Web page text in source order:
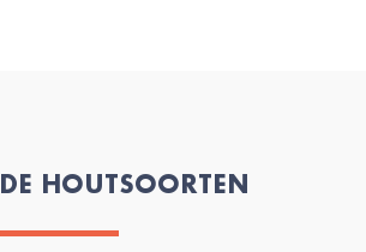
DE HOUTSOORTEN